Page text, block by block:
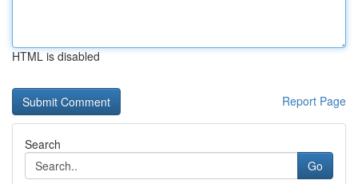
HTML is disabled
Report Page
Search
Go